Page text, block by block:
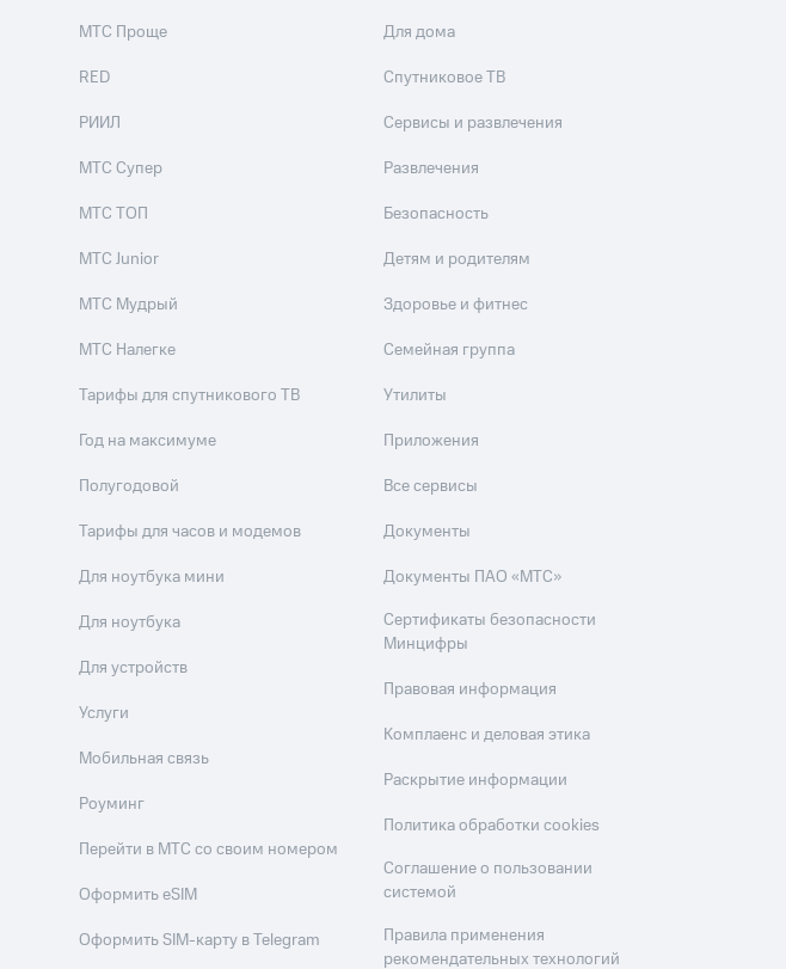
МТС Проще
RED
РИИЛ
МТС Супер
МТС ТОП
МТС Junior
МТС Мудрый
МТС Налегке
Тарифы для спутникового ТВ
Год на максимуме
Полугодовой
Тарифы для часов и модемов
Для ноутбука мини
Для ноутбука
Для устройств
Услуги
Мобильная связь
Роуминг
Перейти в МТС со своим номером
Оформить eSIM
Оформить SIM-карту в Telegram
Для дома
Спутниковое ТВ
Сервисы и развлечения
Развлечения
Безопасность
Детям и родителям
Здоровье и фитнес
Семейная группа
Утилиты
Приложения
Все сервисы
Документы
Документы ПАО «МТС»
Сертификаты безопасности
Минцифры
Правовая информация
Комплаенс и деловая этика
Раскрытие информации
Политика обработки cookies
Соглашение о пользовании
системой
Правила применения
рекомендательных технологий